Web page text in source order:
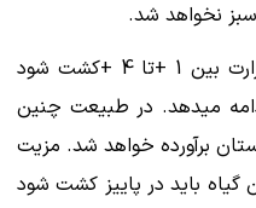
سبز نخواهد شد.
ولی اگه از ابتدا آن را در درجه حرارت بین 1 +تا 4 +کشت شود
میدهد. در طبیعت چنین
برآورده خواهد شد. مزیت
باید در پاییز کشت شود